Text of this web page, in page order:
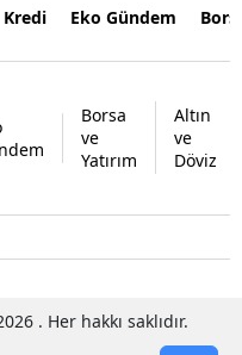
Kredi Eko Gündem
Borsa
ve
Yatırım
Altın
ve
Döviz
. Her hakkı saklıdır.